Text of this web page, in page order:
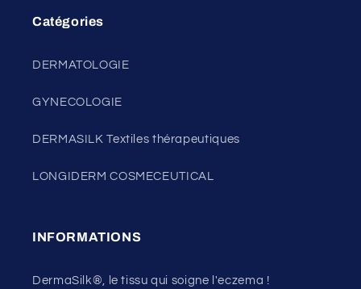
Catégories
DERMATOLOGIE
GYNECOLOGIE
DERMASILK Textiles thérapeutiques
LONGIDERM COSMECEUTICAL
INFORMATIONS
DermaSilk®, le tissu qui soigne l'eczema !